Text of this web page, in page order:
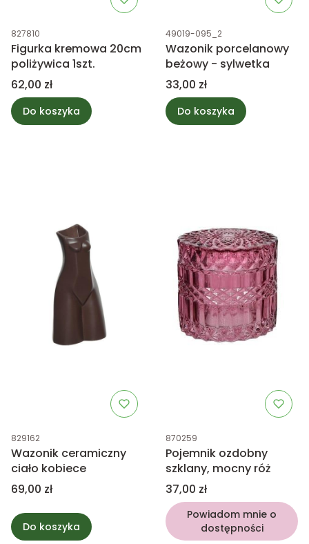
Kod produktu
827810
Figurka kremowa 20cm
poliżywica 1szt.
Cena
62,00 zł
Do koszyka
Kod produktu
49019-095_2
Wazonik porcelanowy
beżowy - sylwetka
Cena
33,00 zł
Do koszyka
Kod produktu
829162
Wazonik ceramiczny
ciało kobiece
Cena
69,00 zł
Do koszyka
Kod produktu
870259
Pojemnik ozdobny
szklany, mocny róż
Cena
37,00 zł
Powiadom mnie o
dostępności